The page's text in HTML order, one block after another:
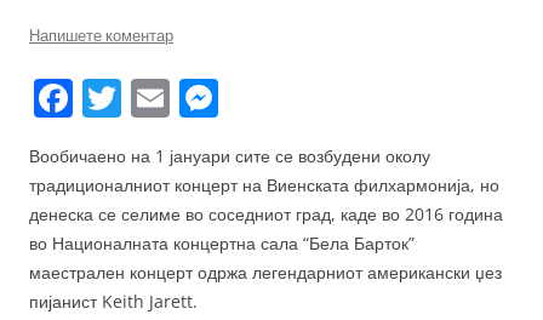
Напишете коментар
F
c
e
b
o
T
itt
er
E
m
ai
l
ss
e
n
g
Вообичаено на 1 јануари сите се возбудени околу
традиционалниот концерт на Виенската филхармонија, но
денеска се селиме во соседниот град, каде во 2016 година
во Националната концертна сала “Бела Барток”
маестрален концерт одржа легендарниот американски џез
пијанист Keith Jarett.